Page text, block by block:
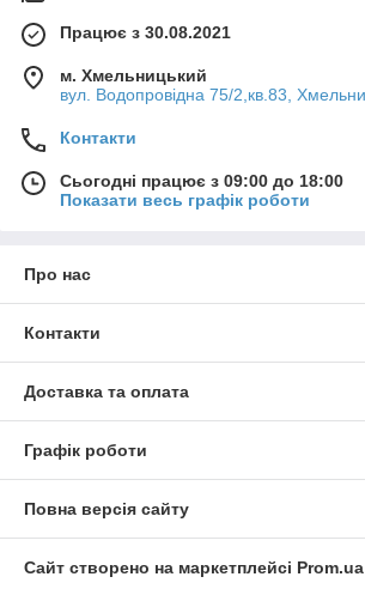
Працює з 30.08.2021
м. Хмельницький
вул. Водопровідна 75/2,кв.83,
Контакти
Сьогодні працює з 09:00 до 18:00
Показати весь графік роботи
Про нас
Контакти
Доставка та оплата
Графік роботи
Повна версія сайту
Сайт створено на маркетплейсі Prom.ua